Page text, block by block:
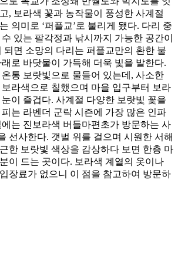
, 보라색 꽃과 농작물이 풍성한 사계절
의미로 ‘퍼플교’로 불리게 됐다. 다리 중
있는 팔각정과 낚시까지 가능한 공간이
되면 소망의 다리는 퍼플교만의 환한 불
로 바닷물이 가득해 더욱 빛을 발한다.
통 보랏빛으로 물들어 있는데, 사소한
라색으로 칠했으며 마을 입구부터 보라
이 즐겁다. 사계절 다양한 보랏빛 꽃을
는 라벤더 군락 시즌에 가장 많은 인파
는 진보라색 버들마편초가 방문하는 사
선사한다. 갯벌 위를 걸으며 시원한 서해
한 보랏빛 색상을 감상하다 보면 한층 마
이 드는 곳이다. 보라색 계열의 옷이나
장료가 없으니 이 점을 참고하여 방문하